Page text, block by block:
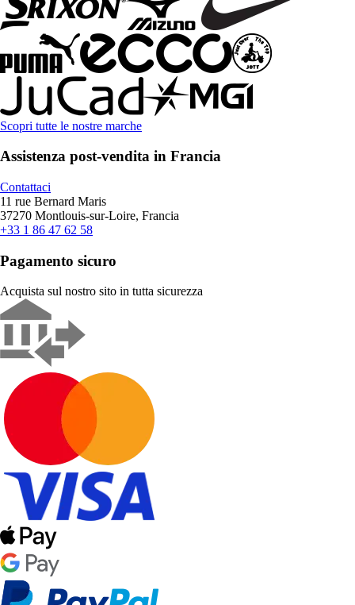
Scopri tutte le nostre marche
Assistenza post-vendita in Francia
Contattaci
11 rue Bernard Maris
37270 Montlouis-sur-Loire, Francia
+33 1 86 47 62 58
Pagamento sicuro
Acquista sul nostro sito in tutta sicurezza